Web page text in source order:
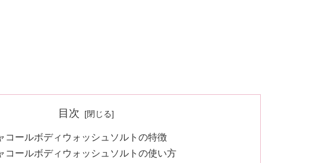
目次
コールボディウォッシュソルトの特徴
コールボディウォッシュソルトの使い方